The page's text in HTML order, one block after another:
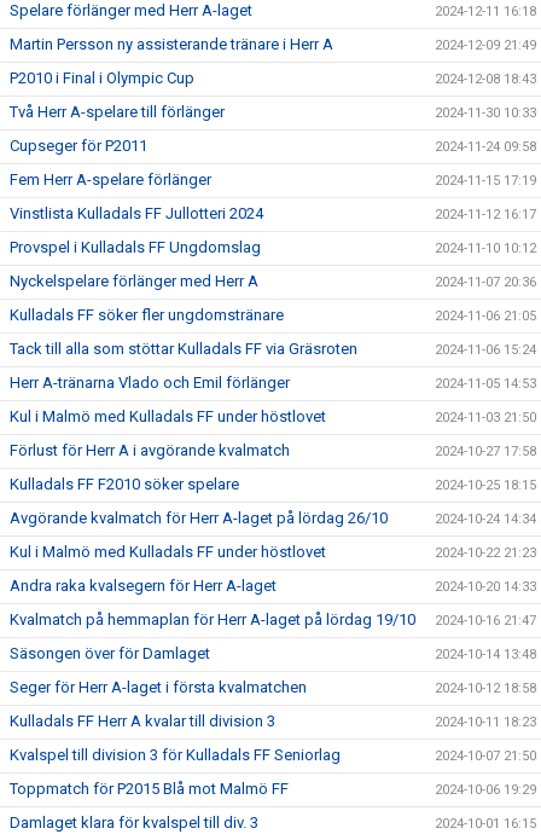
Spelare förlänger med Herr A-laget 2024-12-11 16:18
Martin Persson ny assisterande tränare i Herr A 2024-12-09 21:49
P2010 i Final i Olympic Cup 2024-12-08 18:43
Två Herr A-spelare till förlänger 2024-11-30 10:33
Cupseger för P2011 2024-11-24 09:58
Fem Herr A-spelare förlänger 2024-11-15 17:19
Vinstlista Kulladals FF Jullotteri 2024 2024-11-12 16:17
Provspel i Kulladals FF Ungdomslag 2024-11-10 10:12
Nyckelspelare förlänger med Herr A 2024-11-07 20:36
Kulladals FF söker fler ungdomstränare 2024-11-06 21:05
Tack till alla som stöttar Kulladals FF via Gräsroten 2024-11-06 15:24
Herr A-tränarna Vlado och Emil förlänger 2024-11-05 14:53
Kul i Malmö med Kulladals FF under höstlovet 2024-11-03 21:50
Förlust för Herr A i avgörande kvalmatch 2024-10-27 17:58
Kulladals FF F2010 söker spelare 2024-10-25 18:15
Avgörande kvalmatch för Herr A-laget på lördag 26/10 2024-10-24 14:34
Kul i Malmö med Kulladals FF under höstlovet 2024-10-22 21:23
Andra raka kvalsegern för Herr A-laget 2024-10-20 14:33
Kvalmatch på hemmaplan för Herr A-laget på lördag 19/10 2024-10-16 21:47
Säsongen över för Damlaget 2024-10-14 13:48
Seger för Herr A-laget i första kvalmatchen 2024-10-12 18:58
Kulladals FF Herr A kvalar till division 3 2024-10-11 18:23
Kvalspel till division 3 för Kulladals FF Seniorlag 2024-10-07 21:50
Toppmatch för P2015 Blå mot Malmö FF 2024-10-06 19:29
Damlaget klara för kvalspel till div. 3 2024-10-01 16:15